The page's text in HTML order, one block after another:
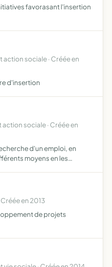
favorasant l'insertion
action sociale · Créée en
d'insertion
sociale · Créée en
d'un emploi, en
moyens en les
Créée en 2013
de projets